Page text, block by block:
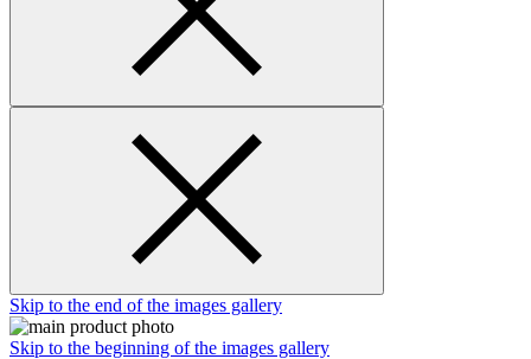
Skip to the end of the images gallery
Skip to the beginning of the images gallery